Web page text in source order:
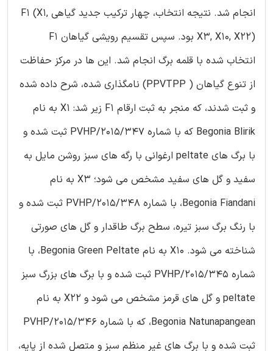
انجام شد. نتیجه انتخاب، چهار ترکیب جدید گیاهی F1 (X1,
X3, X10, X22) بود. سپس تقسیم رویشی گیاهان F1
انتخاب شده با قلمه برگ انجام شد. این ها در مرکز حفاظت
از تنوع گیاهان ( PPVTPP) نامگذاری شده، شرح داده شده
و ثبت شدند، که منجر به ثبت ارقام F1 زیر شد: X1 به نام
Begonia Blirik که با شماره 347/PVHP/2015 ثبت شده و
با برگ های peltate ارغوانی با رگه های سبز روشن مایل به
سفید و گل های سفید مشخص می شود؛ X3 به نام
Begonia Fiandani، با شماره 348/PVHP/2015 ثبت شده و
با رنگ برگ سبز تیره، سطح برگ طاقدار و گل های صورتی
شناخته می شود. X10 به نام Begonia Green Peltate، با
شماره 345/PVHP/2015 ثبت شده و با برگ های بزرگ سبز
peltate و گل های قرمز مشخص می شود و X22 به نام
Begonia Natunapangean، که با شماره 346/PVHP/2015
ثبت شده و با برگ های غیر منظم سبز و متصل شده از پایه،